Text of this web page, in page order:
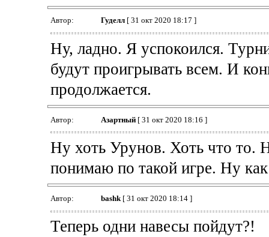
Автор: Гуделл[ 31 окт 2020 18:17 ]
Ну, ладно. Я успокоился.
будут проигрывать всем. И
продолжается.
Автор: Азартный[ 31 окт 2020 18:16 ]
Ну хоть Урунов. Хоть что то.
понимаю по такой игре. Ну как
Автор: bashk[ 31 окт 2020 18:14 ]
Теперь одни навесы пойдут?!